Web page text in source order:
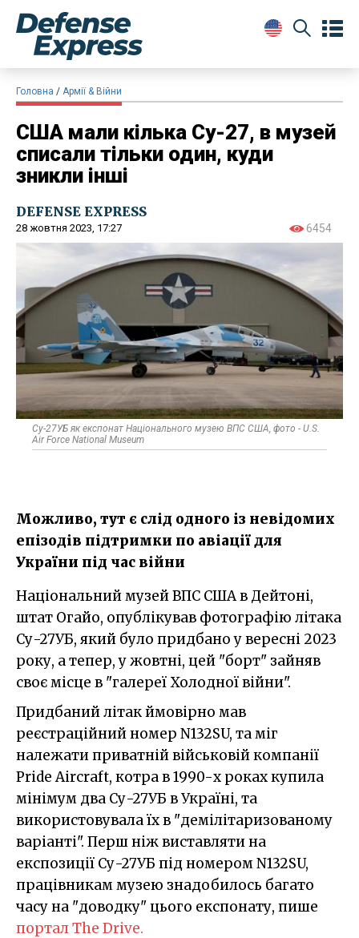
Головна Армії & Війни
США мали кілька Су-27, в музей
списали тільки один, куди
зникли інші
DEFENSE EXPRESS
28 жовтня 2023, 17:27 6454
Су-27УБ як експонат Національного музею ВПС США, фото - U.S.
Air Force National Museum
Можливо, тут є слід одного із невідомих
епізодів підтримки по авіації для
України під час війни
Національний музей ВПС США в Дейтоні,
штат Огайо, опублікував фотографію літака
Су-27УБ, який було придбано у вересні 2023
року, а тепер, у жовтні, цей "борт" зайняв
своє місце в "галереї Холодної війни".
Придбаний літак ймовірно мав
реєстраційний номер N132SU, та міг
належати приватній військовій компанії
Pride Aircraft, котра в 1990-х роках купила
мінімум два Су-27УБ в Україні, та
використовувала їх в "демілітаризованому
варіанті". Перш ніж виставляти на
експозиції Су-27УБ під номером N132SU,
працівникам музею знадобилось багато
часу на "доводку" цього експонату, пише
портал The Drive.